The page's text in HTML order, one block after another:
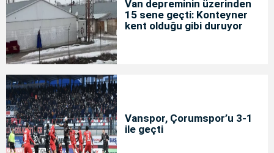
Van depreminin üzerinden
15 sene geçti: Konteyner
kent olduğu gibi duruyor
Vanspor, Çorumspor’u 3-1
ile geçti